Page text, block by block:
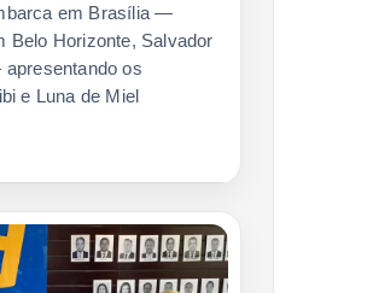
em Brasília —
Belo Horizonte, Salvador
os
e Luna de Miel